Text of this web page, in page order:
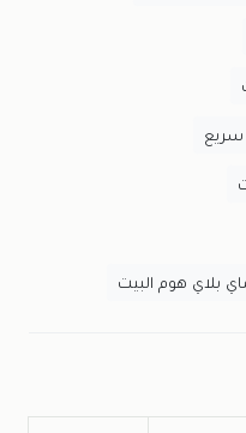
سريع
بلاي هوم البيت